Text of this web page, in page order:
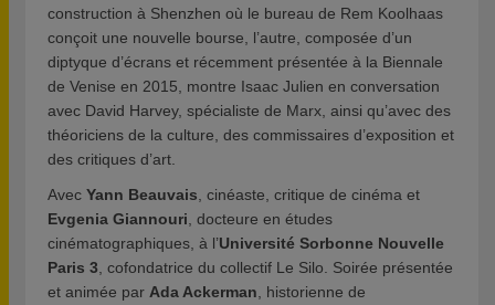
construction à Shenzhen où le bureau de Rem Koolhaas
conçoit une nouvelle bourse, l’autre, composée d’un
diptyque d’écrans et récemment présentée à la Biennale
de Venise en 2015, montre Isaac Julien en conversation
avec David Harvey, spécialiste de Marx, ainsi qu’avec des
théoriciens de la culture, des commissaires d’exposition et
des critiques d’art.
Avec Yann Beauvais , cinéaste, critique de cinéma et
Evgenia Giannouri , docteure en études
cinématographiques, à l’Université Sorbonne Nouvelle
Paris 3 , cofondatrice du collectif Le Silo. Soirée présentée
et animée par Ada Ackerman , historienne de